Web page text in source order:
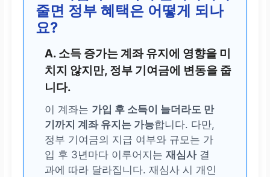
줄면 정부 혜택은 어떻게 되나
요?
A. 소득 증가는 계좌 유지에 영향을 미
치지 않지만, 정부 기여금에 변동을 줍
니다.
이 계좌는 가입 후 소득이 늘더라도 만
기까지 계좌 유지는 가능합니다. 다만,
정부 기여금의 지급 여부와 규모는 가
입 후 3년마다 이루어지는재심사결
과에 따라 달라집니다. 재심사 시 개인